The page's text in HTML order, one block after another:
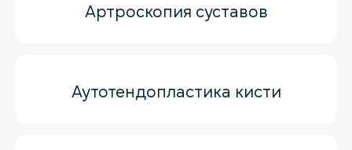
Артроскопия суставов
Аутотендопластика кисти